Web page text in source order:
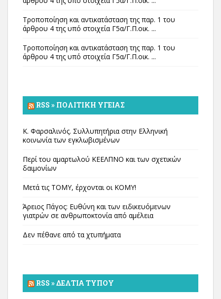
Τροποποίηση και αντικατάσταση της παρ. 1 του
άρθρου 4 της υπό στοιχεία Γ5α/Γ.Π.οικ. ...
Τροποποίηση και αντικατάσταση της παρ. 1 του
άρθρου 4 της υπό στοιχεία Γ5α/Γ.Π.οικ. ...
RSS » ΠΟΛΙΤΙΚΉ ΥΓΕΊΑΣ
Κ. Φαρσαλινός. Συλλυπητήρια στην Ελληνική
κοινωνία των εγκλωβισμένων
Περί του αμαρτωλού ΚΕΕΛΠΝΟ και των σχετικών
δαιμονίων
Μετά τις ΤΟΜΥ, έρχονται οι ΚΟΜΥ!
Άρειος Πάγος: Ευθύνη και των ειδικευόμενων
γιατρών σε ανθρωποκτονία από αμέλεια
Δεν πέθανε από τα χτυπήματα
RSS » ΔΕΛΤΊΑ ΤΎΠΟΥ